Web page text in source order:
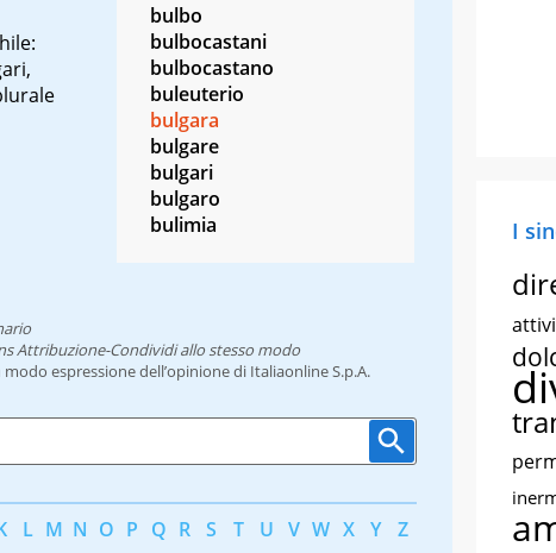
bulbo
bulbocastani
bulbocastano
buleuterio
bulgara
bulgare
bulgari
bulgaro
bulimia
Attribuzione-Condividi allo stesso modo
espressione dell’opinione di Italiaonline S.p.A.
L M N O P Q R S T U V W X Y Z
I